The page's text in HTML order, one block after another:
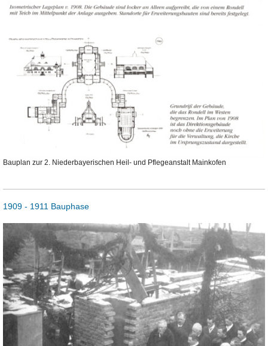
Bauplan zur 2. Niederbayerischen Heil- und Pflegeanstalt Mainkofen
1909 - 1911 Bauphase